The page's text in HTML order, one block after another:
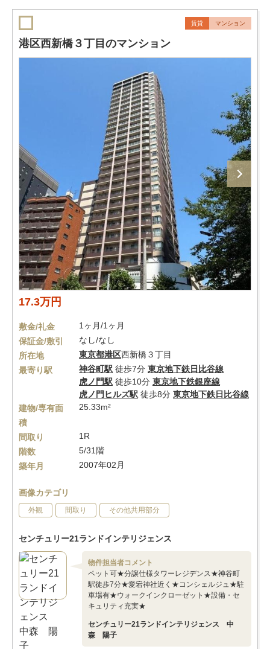
賃貸 マンション
港区西新橋３丁目のマンション
17.3万円
敷金/礼金
1ヶ月/1ヶ月
保証金/敷引
なし/なし
所在地
東京都港区西新橋３丁目
最寄り駅
神谷町駅 徒歩7分 東京地下鉄日比谷線
虎ノ門駅 徒歩10分 東京地下鉄銀座線
虎ノ門ヒルズ駅 徒歩8分 東京地下鉄日比谷線
建物/専有面
積
25.33m²
間取り
1R
階数
5/31階
築年月
2007年02月
画像カテゴリ
外観 間取り その他共用部分
センチュリー21ランドインテリジェンス
物件担当者コメント
ペット可★分譲仕様タワーレジデンス★神谷町
駅徒歩7分★愛宕神社近く★コンシェルジュ★駐
車場有★ウォークインクローゼット★設備・セ
キュリティ充実★
センチュリー21ランドインテリジェンス 中
森 陽子